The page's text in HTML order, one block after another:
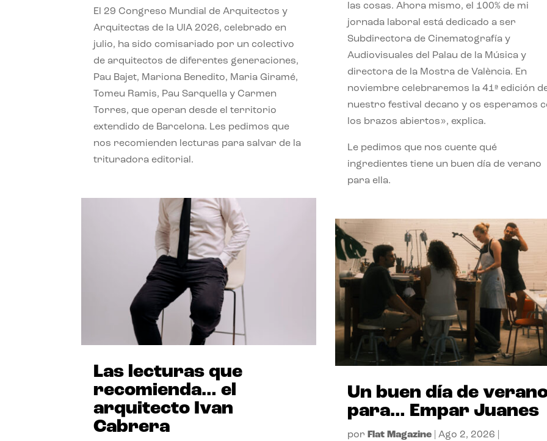
El 29 Congreso Mundial de Arquitectos y
Arquitectas de la UIA 2026, celebrado en
julio, ha sido comisariado por un colectivo
de arquitectos de diferentes generaciones,
Pau Bajet, Mariona Benedito, Maria Giramé,
Tomeu Ramis, Pau Sarquella y Carmen
Torres, que operan desde el territorio
extendido de Barcelona. Les pedimos que
nos recomienden lecturas para salvar de la
trituradora editorial.
Las lecturas que
recomienda… el
arquitecto Ivan
Cabrera
las cosas. Ahora mismo, el 100% de mi
jornada laboral está dedicado a ser
Subdirectora de Cinematografía y
Audiovisuales del Palau de la Música y
directora de la Mostra de València. En
noviembre celebraremos la 41ª edición
nuestro festival decano y os esperamos
los brazos abiertos», explica.
Le pedimos que nos cuente qué
ingredientes tiene un buen día de verano
para ella.
Un buen día de
para… Empar Juanes
por Flat Magazine| Ago 2, 2026